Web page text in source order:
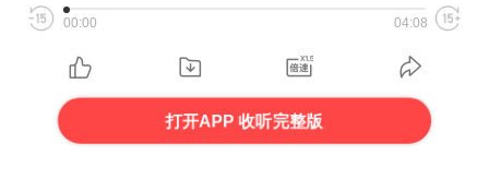
00:00 04:08
打开APP 收听完整版